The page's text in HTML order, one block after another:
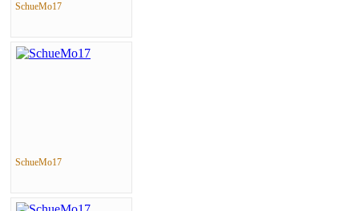
SchueMo17
SchueMo17